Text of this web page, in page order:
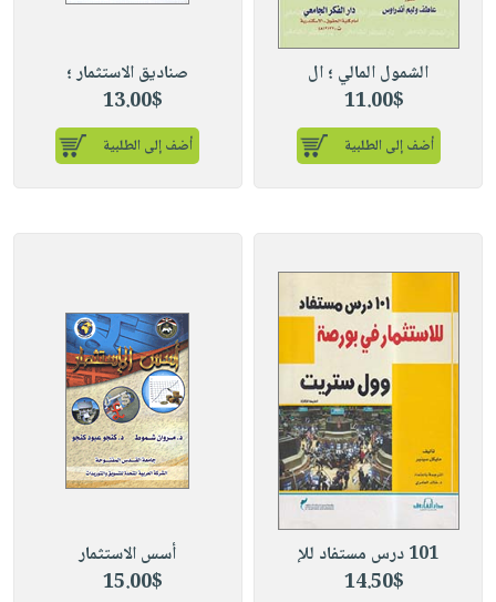
الشمول المالي ؛ ال
11.00$
أضف إلى الطلبية
صناديق الاستثمار ؛
13.00$
أضف إلى الطلبية
101 درس مستفاد للإ
14.50$
أسس الاستثمار
15.00$